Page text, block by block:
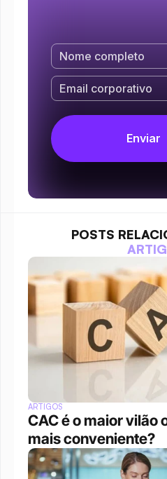
POSTS
ARTIGOS
CAC é o maior vilão
mais conveniente?